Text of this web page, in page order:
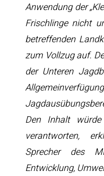
Anwendung der
Frischlinge nicht
betreffenden
zum Vollzug auf.
der Unteren
Den Inhalt
verantworten,
Sprecher des
Entwicklung,